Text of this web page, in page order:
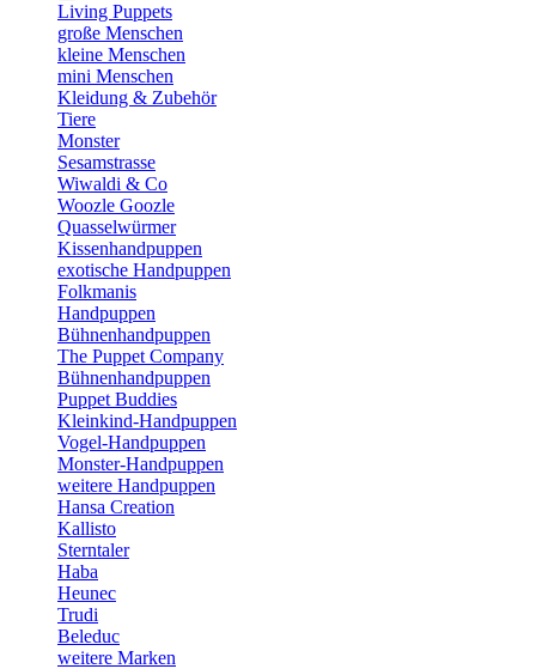
Living Puppets
große Menschen
kleine Menschen
mini Menschen
Kleidung & Zubehör
Tiere
Monster
Sesamstrasse
Wiwaldi & Co
Woozle Goozle
Quasselwürmer
Kissenhandpuppen
exotische Handpuppen
Folkmanis
Handpuppen
Bühnenhandpuppen
The Puppet Company
Bühnenhandpuppen
Puppet Buddies
Kleinkind-Handpuppen
Vogel-Handpuppen
Monster-Handpuppen
weitere Handpuppen
Hansa Creation
Kallisto
Sterntaler
Haba
Heunec
Trudi
Beleduc
weitere Marken